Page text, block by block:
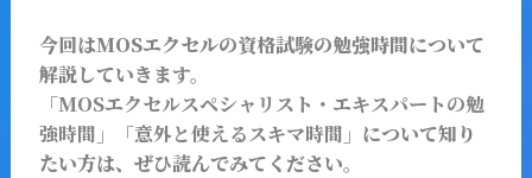
今回はMOSエクセルの資格試験の勉強時間について
解説していきます。
「MOSエクセルスペシャリスト・エキスパートの勉
強時間」「意外と使えるスキマ時間」 について知り
たい方は、ぜひ読んでみてください。